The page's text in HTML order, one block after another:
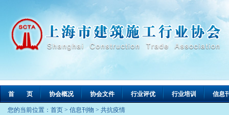
首 页 协会概况 协会文件 行业评优 行业培训 信息
您的当前位置： 首页 > 信息刊物 > 共抗疫情